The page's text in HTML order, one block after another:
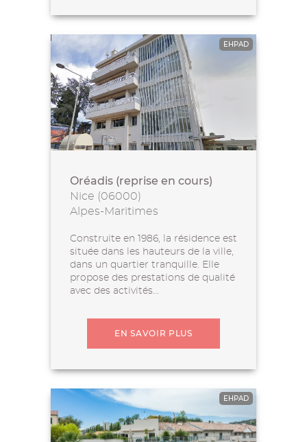
EHPAD
Oréadis (reprise en cours)
Nice (06000)
Alpes-Maritimes
Construite en 1986, la résidence est
située dans les hauteurs de la ville,
dans un quartier tranquille. Elle
propose des prestations de qualité
avec des activités...
EN SAVOIR PLUS
EHPAD